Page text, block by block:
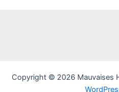
Copyright © 2026 Mauvaises